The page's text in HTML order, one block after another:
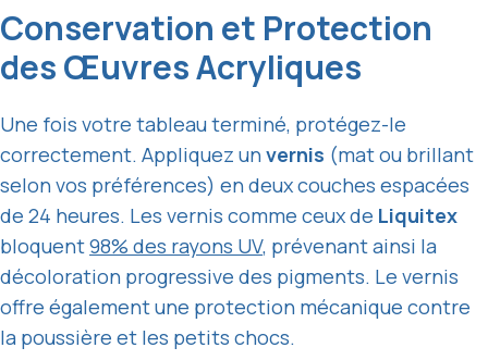
Conservation et Protection
des Œuvres Acryliques
Une fois votre tableau terminé, protégez-le
correctement. Appliquez unvernis (mat ou brillant
selon vos préférences) en deux couches espacées
de 24 heures. Les vernis comme ceux de Liquitex
bloquent98% des rayons UV, prévenant ainsi la
décoloration progressive des pigments. Le vernis
offre également une protection mécanique contre
la poussière et les petits chocs.